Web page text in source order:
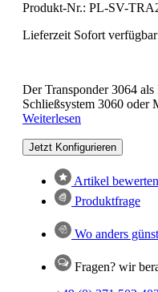
Produkt-Nr.: PL-SV-
Lieferzeit Sofort verfügbar
Der Transponder 3064
Schließsystem 3060 oder
Weiterlesen
Jetzt Konfigurieren
Artikel bewerten
Produktfrage
Wo anders
Fragen? wir